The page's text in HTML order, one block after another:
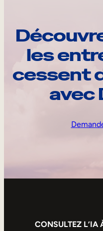
les
cessent
avec
CONSULTEZ L’IA